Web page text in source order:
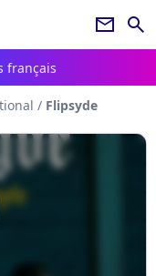
newsletter search
français
/ Flipsyde